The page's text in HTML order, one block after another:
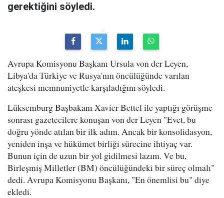
gerektiğini söyledi.
Avrupa Komisyonu Başkanı Ursula von der Leyen,
Libya'da Türkiye ve Rusya'nın öncülüğünde varılan
ateşkesi memnuniyetle karşıladığını söyledi.
Lüksemburg Başbakanı Xavier Bettel ile yaptığı görüşme
sonrası gazetecilere konuşan von der Leyen "Evet, bu
doğru yönde atılan bir ilk adım. Ancak bir konsolidasyon,
yeniden inşa ve hükümet birliği sürecine ihtiyaç var.
Bunun için de uzun bir yol gidilmesi lazım. Ve bu,
Birleşmiş Milletler (BM) öncülüğündeki bir süreç olmalı"
dedi. Avrupa Komisyonu Başkanı, "En önemlisi bu" diye
ekledi.